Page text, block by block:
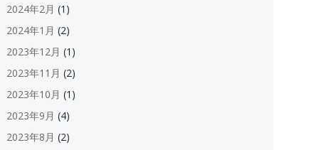
2024年2月 (1)
2024年1月 (2)
2023年12月 (1)
2023年11月 (2)
2023年10月 (1)
2023年9月 (4)
2023年8月 (2)